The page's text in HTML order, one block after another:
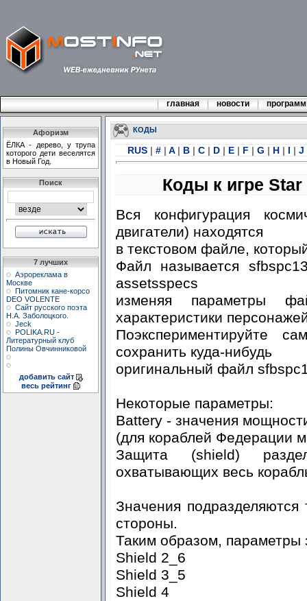
главная новости
Афоризм
ЁЛКА - дерево, у трупа
которого дети веселятся
в Новый Год.
Поиск
7 лучших
Аэрореклама в
Москве
Питомник кане-корсо
DEO VOLENTE
Сайт русского поэта
Н.А. Заболоцкого.
Jeck
POLIKA.RU -
Литературный клуб
Полины Овчинниковой
добавить сайт
весь рейтинг
КОДЫ
RUS | # | A | B | C | D | E | F | G | H | I | J
Коды к игре
Вся конфигурация
двигатели) находятся
в текстовом файле,
Файл называется
assetsspecs
изменяя параметры
характеристики
Поэкспериментируйте
сохранить куда-нибудь
оригинальный файл
Некоторые параметры:
Battery - значения
(для кораблей Федерации
Защита (shield)
охватывающих весь
Значения
стороны.
Таким образом, параметры
Shield 2_6
Shield 3_5
Shield 4